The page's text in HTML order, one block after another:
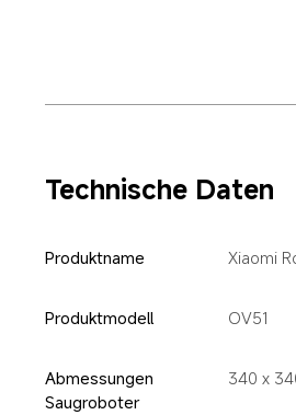
Technische Daten
Produktname Xiaomi
Produktmodell OV51
Abmessungen
Saugroboter
340 x